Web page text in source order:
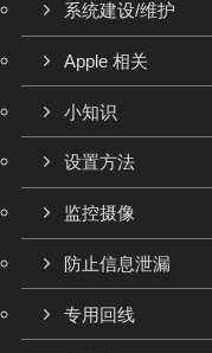
系统建设/维护
Apple 相关
小知识
设置方法
监控摄像
防止信息泄漏
专用回线